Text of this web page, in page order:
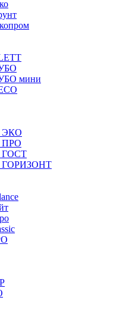
мини
ЭКО
ПРО
ГОСТ
ГОРИЗОНТ